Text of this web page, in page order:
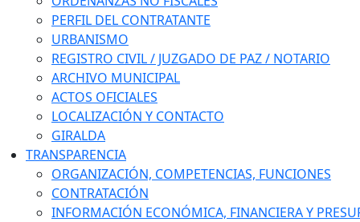
PERFIL DEL CONTRATANTE
URBANISMO
REGISTRO CIVIL / JUZGADO DE PAZ / NOTARIO
ARCHIVO MUNICIPAL
ACTOS OFICIALES
LOCALIZACIÓN Y CONTACTO
GIRALDA
TRANSPARENCIA
ORGANIZACIÓN, COMPETENCIAS, FUNCIONES
CONTRATACIÓN
INFORMACIÓN ECONÓMICA, FINANCIERA Y